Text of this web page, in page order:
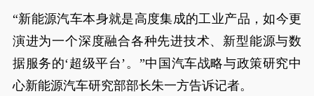
“新能源汽车本身就是高度集成的工业产品，如今更
演进为一个深度融合各种先进技术、新型能源与数
据服务的‘超级平台’。”中国汽车战略与政策研究中
心新能源汽车研究部部长朱一方告诉记者。